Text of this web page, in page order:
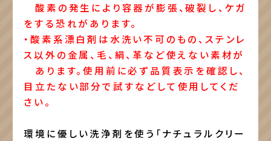
酸素の発生により容器が膨張、破裂し、ケガ
をする恐れがあります。
・酸素系漂白剤は水洗い不可のもの、ステンレ
ス以外の金属、毛、絹、革など使えない素材が
あります。使用前に必ず品質表示を確認し、
目立たない部分で試すなどして使用してくだ
さい。
環境に優しい洗浄剤を使う「ナチュラルクリー